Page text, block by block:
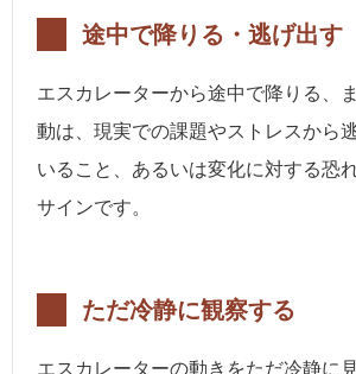
途中で降りる・逃げ出す
エスカレーターから途中で降りる、
動は、現実での課題やストレスから
いること、あるいは変化に対する恐
サインです。
ただ冷静に観察する
エスカレーターの動きをただ冷静に